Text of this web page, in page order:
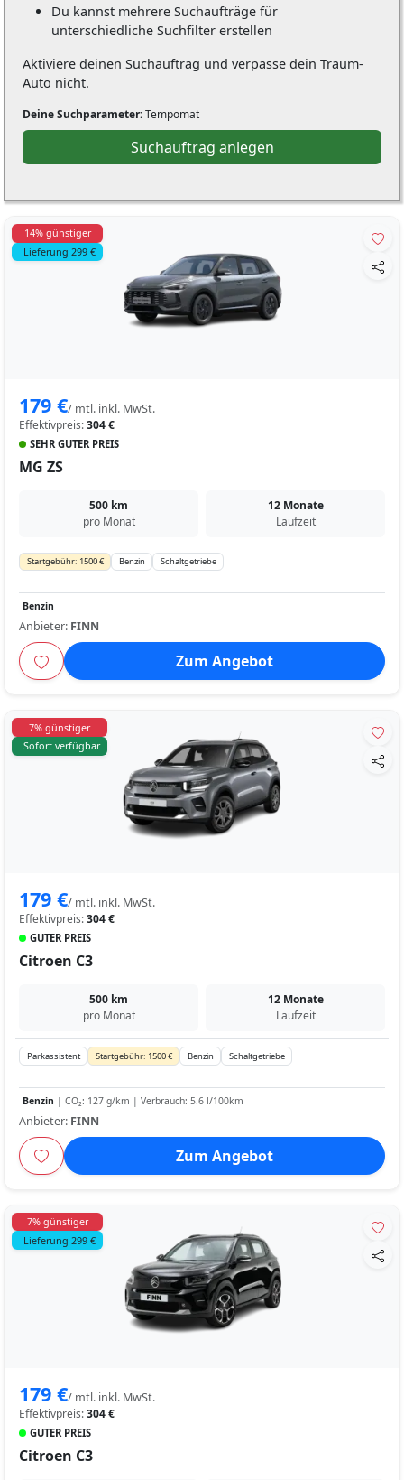
Du kannst mehrere Suchaufträge für
unterschiedliche Suchfilter erstellen
Aktiviere deinen Suchauftrag und verpasse dein Traum-
Auto nicht.
Deine Suchparameter:Tempomat
Suchauftrag anlegen
14% günstiger
Lieferung 299 €
179 €/ mtl. inkl. MwSt.
Effektivpreis:304 €
SEHR GUTER PREIS
MG ZS
500 km
pro Monat
12 Monate
Laufzeit
Startgebühr: 1500 € Benzin Schaltgetriebe
Benzin
Anbieter: FINN
Zum Angebot
7% günstiger
Sofort verfügbar
179 €/ mtl. inkl. MwSt.
Effektivpreis:304 €
GUTER PREIS
Citroen C3
500 km
pro Monat
12 Monate
Laufzeit
Parkassistent Startgebühr: 1500 € Benzin Schaltgetriebe
Benzin | CO₂: 127 g/km | Verbrauch: 5.6 l/100km
Anbieter: FINN
Zum Angebot
7% günstiger
Lieferung 299 €
179 €/ mtl. inkl. MwSt.
Effektivpreis:304 €
GUTER PREIS
Citroen C3